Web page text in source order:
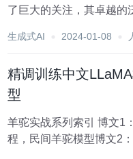
了巨大的关注，其卓越的
SAM 能够准确地分割出
生成式AI 2024-01-08
精调训练中文
型
羊驼实战系列索引 博文1：本地部署中文LLaMA模型实战教
程，民间羊驼模型博文2